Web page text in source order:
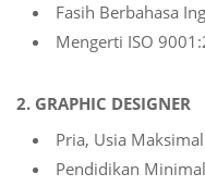
Fasih Berbahasa
Mengerti ISO
2. GRAPHIC DESIGNER
Pria, Usia
Pendidikan